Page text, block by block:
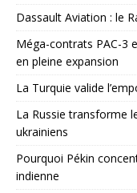
Dassault Aviation : le
Méga-contrats PAC-3
en pleine expansion
La Turquie valide
La Russie transforme
ukrainiens
Pourquoi Pékin
indienne